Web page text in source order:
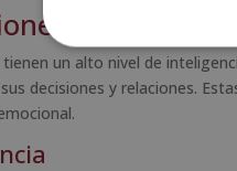
de la
tienen un alto nivel de
decisiones y relaciones.